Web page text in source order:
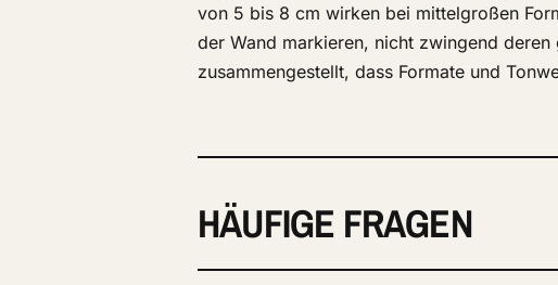
von 5 bis 8 cm wirken bei mittelgroßen
der Wand markieren, nicht zwingend
zusammengestellt, dass Formate und
HÄUFIGE FRAGEN